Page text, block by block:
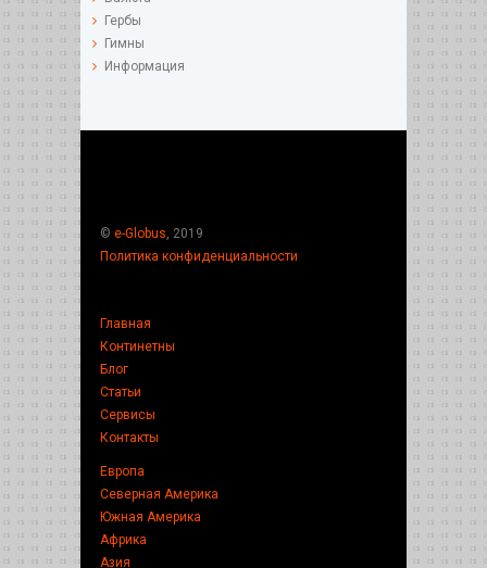
Гербы
Гимны
Информация
© e-Globus , 2019
Политика конфиденциальности
Главная
Континетны
Блог
Статьи
Сервисы
Контакты
Европа
Северная Америка
Южная Америка
Африка
Азия